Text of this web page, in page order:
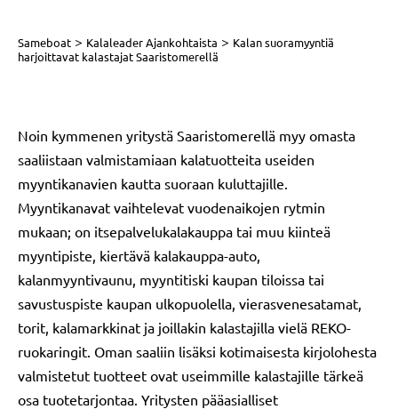
Sameboat > Kalaleader Ajankohtaista > Kalan suoramyyntiä
harjoittavat kalastajat Saaristomerellä
Noin kymmenen yritystä Saaristomerellä myy omasta
saaliistaan valmistamiaan kalatuotteita useiden
myyntikanavien kautta suoraan kuluttajille.
Myyntikanavat vaihtelevat vuodenaikojen rytmin
mukaan; on itsepalvelukalakauppa tai muu kiinteä
myyntipiste, kiertävä kalakauppa-auto,
kalanmyyntivaunu, myyntitiski kaupan tiloissa tai
savustuspiste kaupan ulkopuolella, vierasvenesatamat,
torit, kalamarkkinat ja joillakin kalastajilla vielä REKO-
ruokaringit. Oman saaliin lisäksi kotimaisesta kirjolohesta
valmistetut tuotteet ovat useimmille kalastajille tärkeä
osa tuotetarjontaa. Yritysten pääasialliset